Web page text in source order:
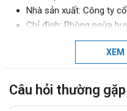
Nhà sản xuất: Công ty
Chỉ định: Phòng ngừa
thuật thay khớp háng
khối, hỗ trợ điều trị
0971.899.466 hoặc Zalo
Thuốc hoạt động
XEM
Câu hỏi thường gặp